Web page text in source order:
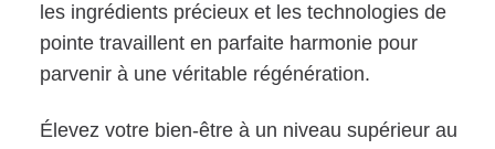
les ingrédients précieux et les technologies de
pointe travaillent en parfaite harmonie pour
parvenir à une véritable régénération.
Élevez votre bien-être à un niveau supérieur au